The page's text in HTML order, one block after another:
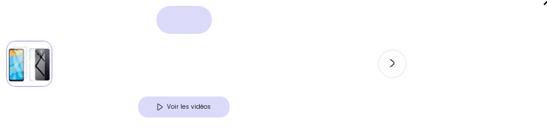
Voir les vidéos